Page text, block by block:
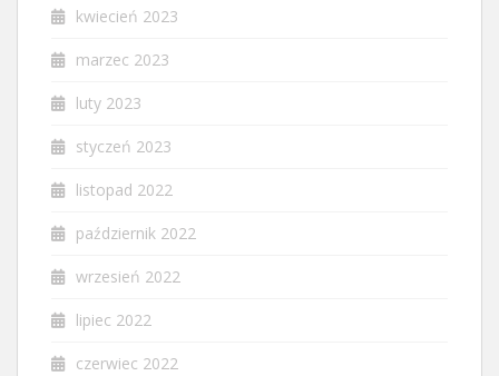
kwiecień 2023
marzec 2023
luty 2023
styczeń 2023
listopad 2022
październik 2022
wrzesień 2022
lipiec 2022
czerwiec 2022